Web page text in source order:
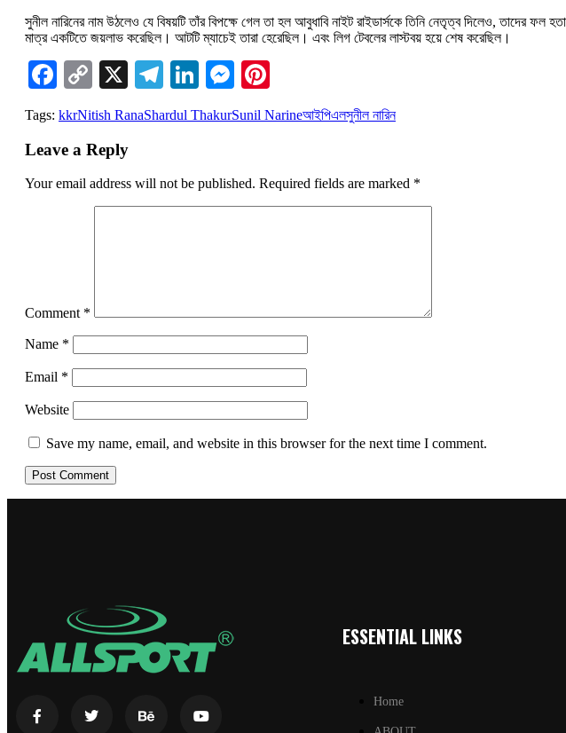
সুনীল নারিনের নাম উঠলেও যে বিষয়টি তাঁর বিপক্ষে গেল তা হল আবুধাবি নাইট রাইডার্সকে তিনি নেতৃত্ব দিলেও, তাদের
মাত্র একটিতে জয়লাভ করেছিল। আটটি ম্যাচেই তারা হেরেছিল। এবং লিগ টেবলের লাস্টবয় হয়ে শেষ করেছিল।
Facebook
Copy
Link
X Telegram
LinkedIn
Messenger
Tags: kkrNitish RanaShardul ThakurSunil Narineআইপিএলসুনীল নারিন
Leave a Reply
Your email address will not be published. Required fields are marked *
Comment *
Name *
Email *
Website
Save my name, email, and website in this browser for the next time I comment.
ESSENTIAL LINKS
Home